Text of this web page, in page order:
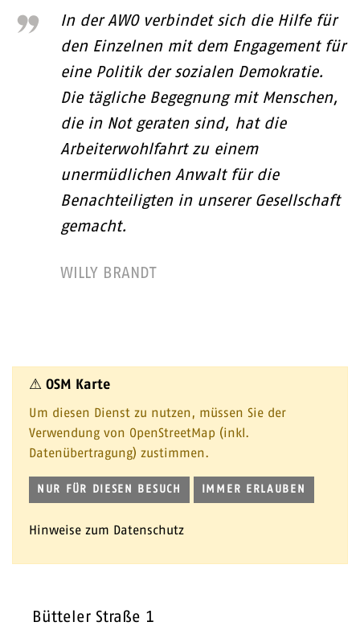
In der AWO verbindet sich die Hilfe für
den Einzelnen mit dem Engagement für
eine Politik der sozialen Demokratie.
Die tägliche Begegnung mit Menschen,
die in Not geraten sind, hat die
Arbeiterwohlfahrt zu einem
unermüdlichen Anwalt für die
Benachteiligten in unserer Gesellschaft
gemacht.
WILLY BRANDT
⚠ OSM Karte
Um diesen Dienst zu nutzen, müssen Sie der
Verwendung von OpenStreetMap (inkl.
Datenübertragung) zustimmen.
NUR FÜR DIESEN BESUCH IMMER ERLAUBEN
Hinweise zum Datenschutz
Bütteler Straße 1